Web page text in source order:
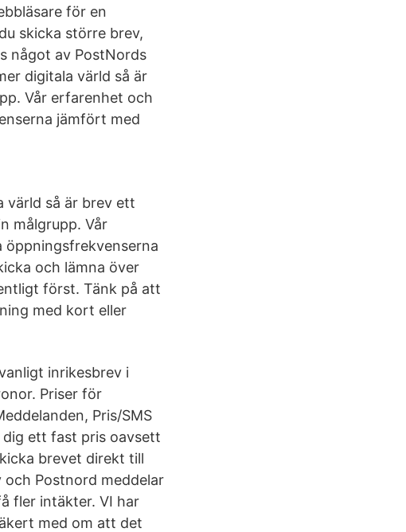
för en
skicka större brev,
något av PostNords
digitala värld så är
Vår erfarenhet och
jämfört med
värld så är brev ett
målgrupp. Vår
och lämna över
först. Tänk på att
med kort eller
inrikesbrev i
Priser för
Pris/SMS
dig ett fast pris oavsett
brevet direkt till
Postnord meddelar
fler intäkter. VI har
med om att det